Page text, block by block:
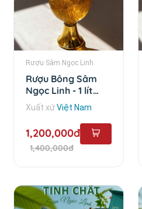
Rượu Sâm Ngọc Linh
Rượu Bông Sâm
Ngọc Linh - 1 lít
chai cao
Xuất xứViệt Nam
1,200,000đ
1,400,000đ